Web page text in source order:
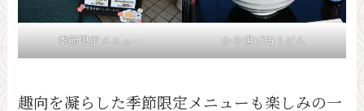
季節限定メニュー かき揚げ梅うどん
趣向を凝らした季節限定メニューも楽しみの一